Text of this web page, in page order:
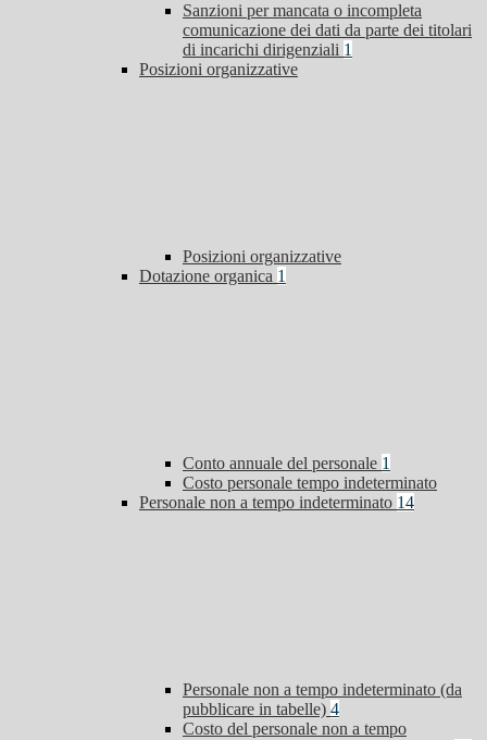
Sanzioni per mancata o incompleta
comunicazione dei dati da parte dei titolari
di incarichi dirigenziali 1
Posizioni organizzative
Posizioni organizzative
Dotazione organica 1
Conto annuale del personale 1
Costo personale tempo indeterminato
Personale non a tempo indeterminato 14
Personale non a tempo indeterminato (da
pubblicare in tabelle) 4
Costo del personale non a tempo